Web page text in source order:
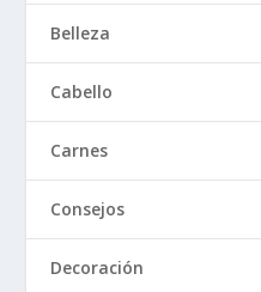
Belleza
Cabello
Carnes
Consejos
Decoración